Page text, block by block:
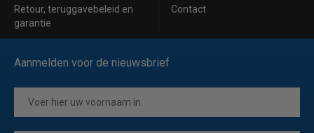
Retour, teruggavebeleid en
garantie
Contact
Aanmelden voor de nieuwsbrief